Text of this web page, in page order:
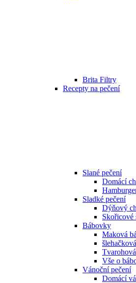
Brita Filtry
Recepty na pečení
Slané pečení
Domácí
Sladké pečení
Dýňový
Skořicové
Bábovky
Maková
Vše o
Vánoční pečení
Domácí